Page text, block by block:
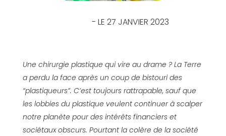
- LE 27 JANVIER 2023
Une chirurgie plastique qui vire au drame ? La Terre
a perdu la face après un coup de bistouri des
“plastiqueurs”. C’est toujours rattrapable, sauf que
les lobbies du plastique veulent continuer à scalper
notre planète pour des intérêts financiers et
sociétaux obscurs. Pourtant la colère de la société